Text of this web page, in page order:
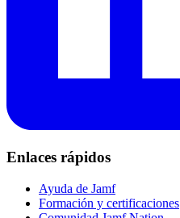
Enlaces rápidos
Ayuda de Jamf
Formación y certificaciones